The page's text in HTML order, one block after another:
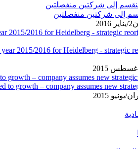
إلى شركتين منفصلتين
2015/2016 for Heidelberg - strategic
to growth – company assumes new